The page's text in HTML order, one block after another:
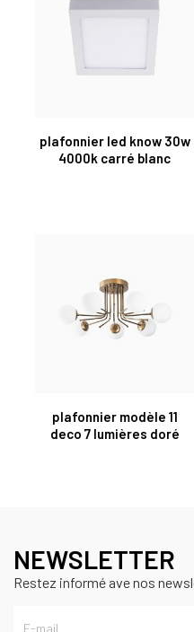
plafonnier led know 30w
4000k carré blanc
plafonnier modèle 11
deco 7 lumières doré
NEWSLETTER
Restez informé ave nos